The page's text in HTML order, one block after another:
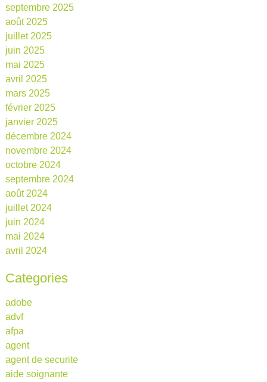
septembre 2025
août 2025
juillet 2025
juin 2025
mai 2025
avril 2025
mars 2025
février 2025
janvier 2025
décembre 2024
novembre 2024
octobre 2024
septembre 2024
août 2024
juillet 2024
juin 2024
mai 2024
avril 2024
Categories
adobe
advf
afpa
agent
agent de securite
aide soignante